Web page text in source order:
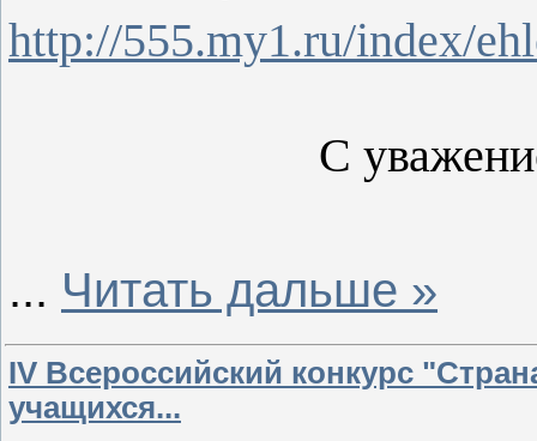
http://555.my1.ru/index/
С
... Читать дальше »
IV Всероссийский конкурс
учащихся...